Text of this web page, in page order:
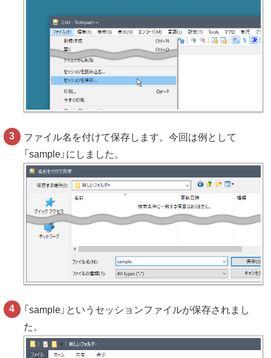
ファイル名を付けて保存します。今回は例として
「sample」にしました。
「sample」というセッションファイルが保存されまし
た。